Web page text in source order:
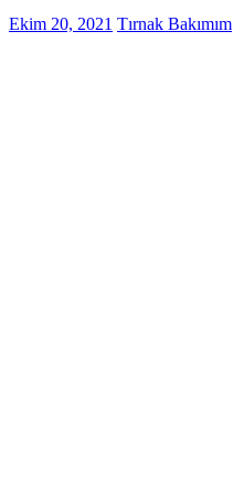
Ekim 20, 2021 Tırnak Bakımım